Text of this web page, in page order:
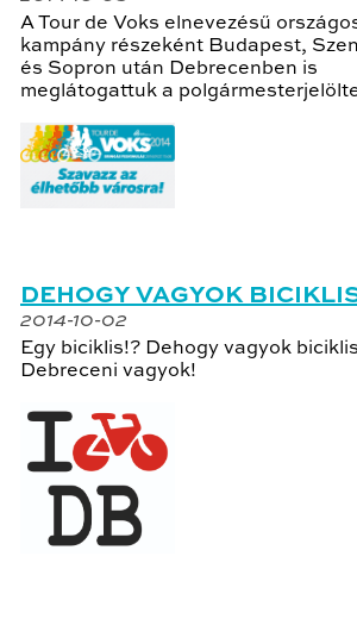
A Tour de Voks elnevezésű
kampány részeként Budapest,
és Sopron után Debrecenben is
meglátogattuk a
DEHOGY VAGYOK
2014-10-02
Egy biciklis!? Dehogy vagyok
Debreceni vagyok!